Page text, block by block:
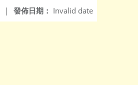
發佈日期： Invalid date
|